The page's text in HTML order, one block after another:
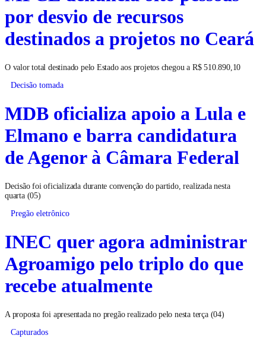
por desvio de recursos
destinados a projetos no Ceará
O valor total destinado pelo Estado aos projetos chegou a R$ 510.890,10
Decisão tomada
MDB oficializa apoio a Lula e
Elmano e barra candidatura
de Agenor à Câmara Federal
Decisão foi oficializada durante convenção do partido, realizada nesta
quarta (05)
Pregão eletrônico
INEC quer agora administrar
Agroamigo pelo triplo do que
recebe atualmente
A proposta foi apresentada no pregão realizado pelo nesta terça (04)
Capturados